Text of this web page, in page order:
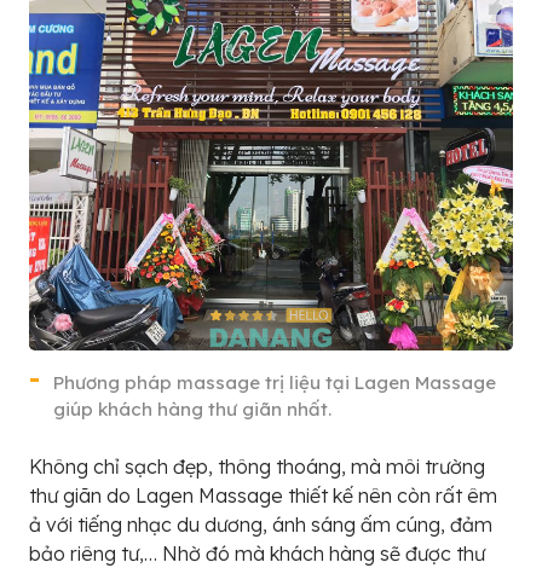
Phương pháp massage trị liệu tại Lagen Massage
giúp khách hàng thư giãn nhất.
Không chỉ sạch đẹp, thông thoáng, mà môi trường
thư giãn do Lagen Massage thiết kế nên còn rất êm
ả với tiếng nhạc du dương, ánh sáng ấm cúng, đảm
bảo riêng tư,… Nhờ đó mà khách hàng sẽ được thư